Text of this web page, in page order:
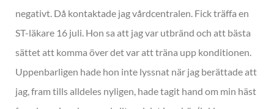
negativt. Då kontaktade jag vårdcentralen. Fick träffa en
ST-läkare 16 juli. Hon sa att jag var utbränd och att bästa
sättet att komma över det var att träna upp konditionen.
Uppenbarligen hade hon inte lyssnat när jag berättade att
jag, fram tills alldeles nyligen, hade tagit hand om min häst